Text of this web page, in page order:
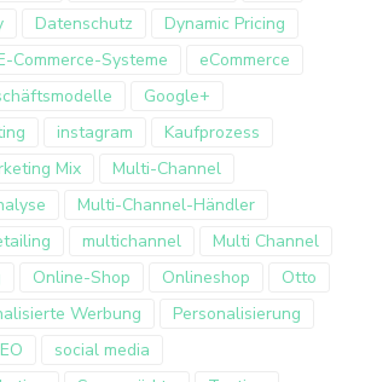
Datenschutz
Dynamic Pricing
Commerce-Systeme
eCommerce
Google+
instagram
Kaufprozess
Mix
Multi-Channel
Multi-Channel-Händler
multichannel
Multi Channel
Online-Shop Onlineshop
Otto
Werbung
Personalisierung
social media